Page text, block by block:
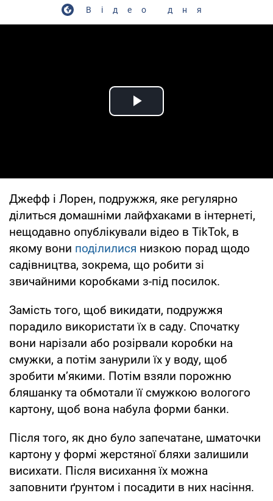
Відео дня
Play Video
Джефф і Лорен, подружжя, яке регулярно
ділиться домашніми лайфхаками в інтернеті,
нещодавно опублікували відео в TikTok, в
якому вони поділилися низкою порад щодо
садівництва, зокрема, що робити зі
звичайними коробками з-під посилок.
Замість того, щоб викидати, подружжя
порадило використати їх в саду. Спочатку
вони нарізали або розірвали коробки на
смужки, а потім занурили їх у воду, щоб
зробити м’якими. Потім взяли порожню
бляшанку та обмотали її смужкою вологого
картону, щоб вона набула форми банки.
Після того, як дно було запечатане, шматочки
картону у формі жерстяної бляхи залишили
висихати. Після висихання їх можна
заповнити ґрунтом і посадити в них насіння.